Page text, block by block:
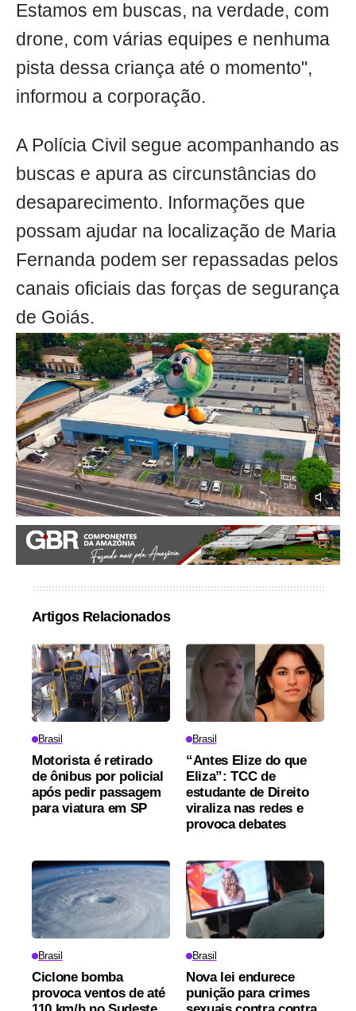
Estamos em buscas, na verdade, com
drone, com várias equipes e nenhuma
pista dessa criança até o momento",
informou a corporação.
A Polícia Civil segue acompanhando as
buscas e apura as circunstâncias do
desaparecimento. Informações que
possam ajudar na localização de Maria
Fernanda podem ser repassadas pelos
canais oficiais das forças de segurança
de Goiás.
Artigos Relacionados
Brasil
Motorista é retirado
de ônibus por policial
após pedir passagem
para viatura em SP
Brasil
“Antes Elize do que
Eliza”: TCC de
estudante de Direito
viraliza nas redes e
provoca debates
Brasil
Ciclone bomba
provoca ventos de até
Brasil
Nova lei endurece
punição para crimes